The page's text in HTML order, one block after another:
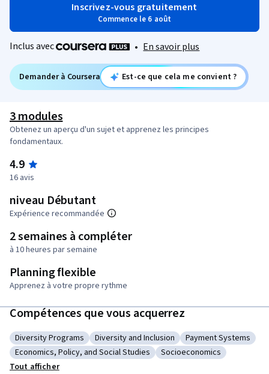
Inscrivez-vous gratuitement
Commence le 6 août
Inclus avec • En savoir plus
Demander à Coursera Est-ce que cela me convient ?
3 modules
Obtenez un aperçu d'un sujet et apprenez les principes
fondamentaux.
4.9
16 avis
niveau Débutant
Expérience recommandée
2 semaines à compléter
à 10 heures par semaine
Planning flexible
Apprenez à votre propre rythme
Compétences que vous acquerrez
Catégorie : Diversity Programs
Diversity Programs Catégorie : Diversity and Inclusion
Diversity and Inclusion Catégorie :
Payment Systems
Catégorie : Economics, Policy, and Social Studies
Economics, Policy, and Social Studies Catégorie :
Socioeconomics
Tout afficher